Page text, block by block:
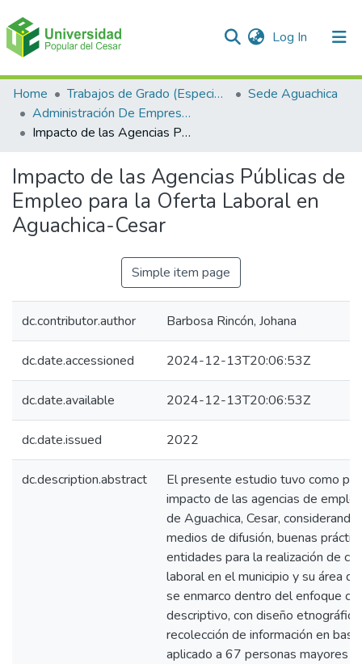
Log In (current)
Communities & Collections
All of DSpace
Home Trabajos de Grado (Especializaciones y Pregrados)
Sede Aguachica
Administración De Empresas
Impacto de las Agencias Públicas de Empleo para la Oferta Laboral en Aguachica-Cesar
Impacto de las Agencias Públicas de
Empleo para la Oferta Laboral en
Aguachica-Cesar
Simple item page
dc.contributor.author Barbosa Rincón, Johana
dc.date.accessioned 2024-12-13T20:06:53Z
dc.date.available 2024-12-13T20:06:53Z
dc.date.issued 2022
dc.description.abstract
El presente estudio tuvo como
impacto de las agencias de
de Aguachica, Cesar,
medios de difusión, buenas
entidades para la realización de
laboral en el municipio y su área
se enmarco dentro del enfoque
descriptivo, con diseño
recolección de información en
aplicado a 67 personas mayores